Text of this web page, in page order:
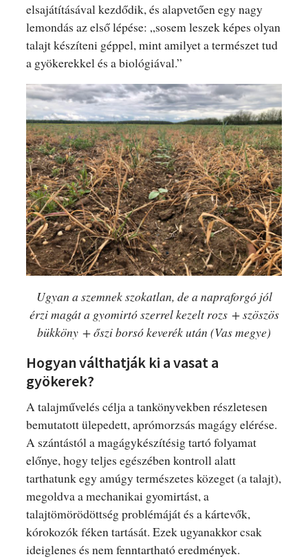
elsajátításával kezdődik, és alapvetően egy nagy
lemondás az első lépése: „sosem leszek képes olyan
talajt készíteni géppel, mint amilyet a természet tud
a gyökerekkel és a biológiával.”
Ugyan a szemnek szokatlan, de a napraforgó jól
érzi magát a gyomirtó szerrel kezelt rozs + szöszös
bükköny + őszi borsó keverék után (Vas megye)
Hogyan válthatják ki a vasat a
gyökerek?
A talajművelés célja a tankönyvekben részletesen
bemutatott ülepedett, aprómorzsás magágy elérése.
A szántástól a magágykészítésig tartó folyamat
előnye, hogy teljes egészében kontroll alatt
tarthatunk egy amúgy természetes közeget (a talajt),
megoldva a mechanikai gyomirtást, a
talajtömörödöttség problémáját és a kártevők,
kórokozók féken tartását. Ezek ugyanakkor csak
ideiglenes és nem fenntartható eredmények.